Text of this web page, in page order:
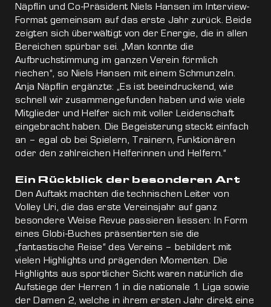
Näpflin und Co-Präsident Niels Hansen im Interview-
Format gemeinsam auf das erste Jahr zurück. Beide
zeigten sich überwältigt von der Energie, die in allen
Bereichen spürbar sei. „Man konnte die
Aufbruchstimmung im ganzen Verein förmlich
riechen“, so Niels Hansen mit einem Schmunzeln.
Anja Näpflin ergänzte: „Es ist beeindruckend, wie
schnell wir zusammengefunden haben und wie viele
Mitglieder und Helfer sich mit voller Leidenschaft
eingebracht haben. Die Begeisterung steckt einfach
an – egal ob bei Spielern, Trainern, Funktionären
oder den zahlreichen Helferinnen und Helfern.“
Ein Rückblick der besonderen Art
Den Auftakt machten die technischen Leiter von
Volley Uri, die das erste Vereinsjahr auf ganz
besondere Weise Revue passieren liessen: In Form
eines Globi-Buches präsentierten sie die
„fantastische Reise“ des Vereins – bebildert mit
vielen Highlights und prägenden Momenten. Die
Highlights aus sportlicher Sicht waren natürlich die
Aufstiege der Herren 1 in die nationale 1. Liga sowie
der Damen 2, welche in ihrem ersten Jahr direkt eine